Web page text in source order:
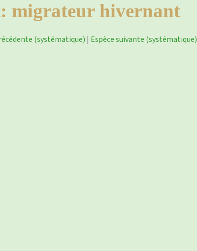
migrateur hivernant
(systématique) | Espèce suivante (systématique)